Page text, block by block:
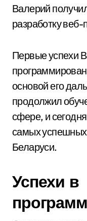
Валерий
разработку веб-
Первые успехи
основой его
продолжил
сфере, и
самых успешных
Беларуси.
Успехи в